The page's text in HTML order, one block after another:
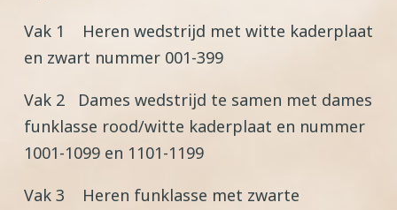
Vak 1 Heren wedstrijd met witte kaderplaat
en zwart nummer 001-399
Vak 2 Dames wedstrijd te samen met dames
funklasse rood/witte kaderplaat en nummer
1001-1099 en 1101-1199
Vak 3 Heren funklasse met zwarte